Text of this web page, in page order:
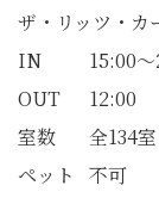
ザ・リッツ・カ
IN 15:00～
OUT 12:00
室数 全134室
ペット 不可